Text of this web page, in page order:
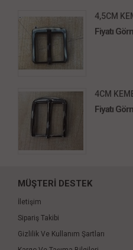
4,5CM
Fiyatı
4CM
Fiyatı
MÜŞTERİ DESTEK
İletişim
Sipariş Takibi
Gizlilik Ve Kullanım Şartları